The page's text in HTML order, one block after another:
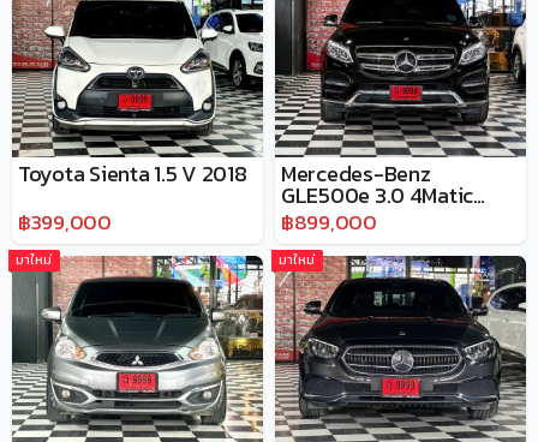
Toyota Sienta 1.5 V 2018
฿399,000
Mercedes-Benz
GLE500e 3.0 4Matic
Exclusive AT 2017
฿899,000
มาใหม่ มาใหม่